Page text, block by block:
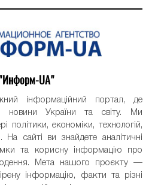
"Информ-UA"
інформаційний портал, де
новини України та світу. Ми
політики, економіки, технологій,
На сайті ви знайдете аналітичні
та корисну інформацію про
Мета нашого проєкту —
інформацію, факти та різні